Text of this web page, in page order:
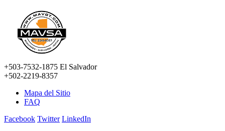
+503-7532-1875 El Salvador
+502-2219-8357
Mapa del Sitio
FAQ
Facebook Twitter LinkedIn